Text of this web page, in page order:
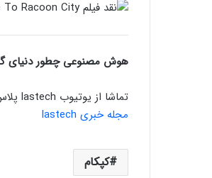
هوش مصنوعی چطور دنیای
تماشا از یوتیوب lastech پلاس
مجله خبری lastech
کپکام